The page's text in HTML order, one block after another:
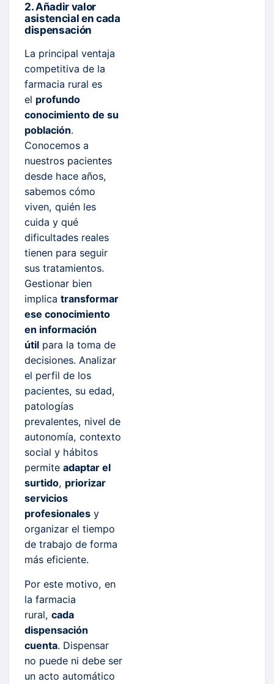
2. Añadir valor
asistencial en cada
dispensación
La principal ventaja
competitiva de la
farmacia rural es
el profundo
conocimiento de su
población.
Conocemos a
nuestros pacientes
desde hace años,
sabemos cómo
viven, quién les
cuida y qué
dificultades reales
tienen para seguir
sus tratamientos.
Gestionar bien
implica transformar
ese conocimiento
en información
útilpara la toma de
decisiones. Analizar
el perfil de los
pacientes, su edad,
patologías
prevalentes, nivel de
autonomía, contexto
social y hábitos
permite adaptar el
surtido, priorizar
servicios
profesionalesy
organizar el tiempo
de trabajo de forma
más eficiente.
Por este motivo, en
la farmacia
rural, cada
dispensación
cuenta. Dispensar
no puede ni debe ser
un acto automático